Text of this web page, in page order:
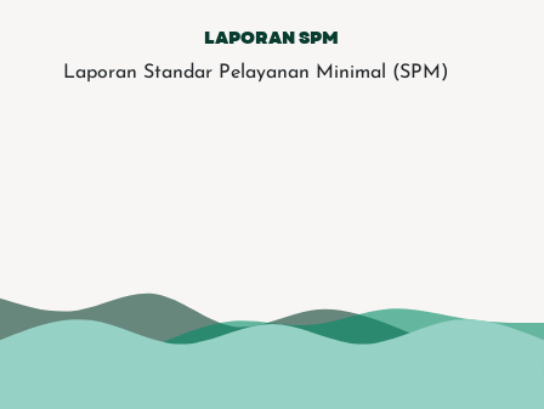
LAPORAN SPM
Laporan Standar Pelayanan Minimal (SPM)